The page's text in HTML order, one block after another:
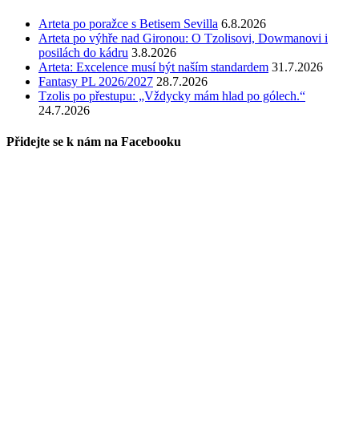
Arteta po poražce s Betisem Sevilla 6.8.2026
Arteta po výhře nad Gironou: O Tzolisovi, Dowmanovi i
posilách do kádru 3.8.2026
Arteta: Excelence musí být naším standardem 31.7.2026
Fantasy PL 2026/2027 28.7.2026
Tzolis po přestupu: „Vždycky mám hlad po gólech.“
24.7.2026
Přidejte se k nám na Facebooku